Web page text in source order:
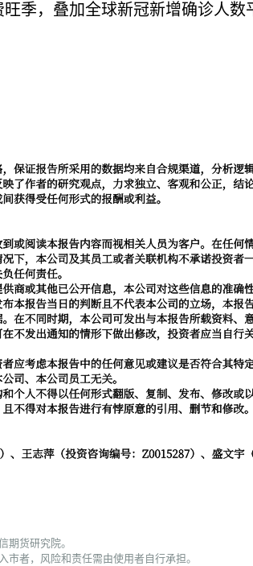
季，叠加全球新冠新增确诊人
期货研究院。
者，风险和责任需由使用者自行承担。